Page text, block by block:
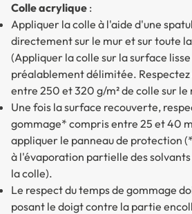
Colle acrylique :
Appliquer la colle à l'aide d'une
directement sur le mur et sur toute
(Appliquer la colle sur la surface
préalablement délimitée. Respectez
entre 250 et 320 g/m² de colle sur le
Une fois la surface recouverte,
gommage* compris entre 25 et 40
appliquer le panneau de protection
à l'évaporation partielle des
la colle).
Le respect du temps de gommage
posant le doigt contre la partie